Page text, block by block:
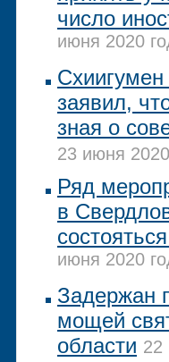
число
июня 2020
заявил,
зная о
23 июня
Ряд
в
июня 2020
Задержан
мощей
области 22